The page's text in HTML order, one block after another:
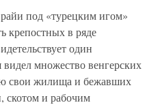
под «турецким игом»
крепостных в ряде
один
множество венгерских
свои жилища и бежавших
скотом и рабочим